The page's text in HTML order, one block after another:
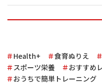
Health+ 食育ぬりえ
スポーツ栄養
おすすめ
おうちで簡単トレーニング